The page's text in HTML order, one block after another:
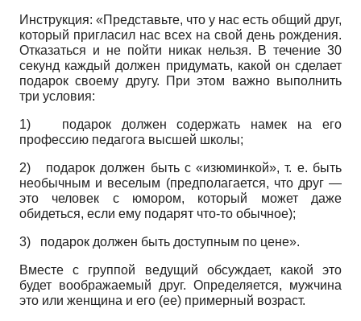
Инструкция: «Представьте, что у нас есть общий друг,
который пригласил нас всех на свой день рождения.
Отказаться и не пойти никак нельзя. В течение 30
секунд каждый должен придумать, какой он сделает
подарок своему другу. При этом важно выполнить
три условия:
1) подарок должен содержать намек на его
профессию педагога высшей школы;
2) подарок должен быть с «изюминкой», т. е. быть
необычным и веселым (предполагается, что друг —
это человек с юмором, который может даже
обидеться, если ему подарят что-то обычное);
3) подарок должен быть доступным по цене».
Вместе с группой ведущий обсуждает, какой это
будет воображаемый друг. Определяется, мужчина
это или женщина и его (ее) примерный возраст.